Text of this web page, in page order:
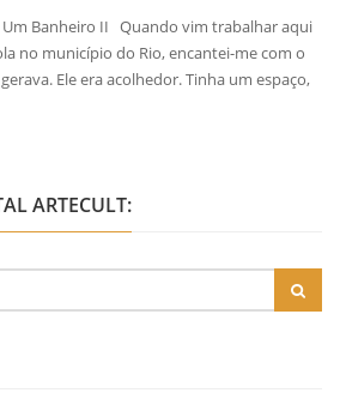
Um Banheiro II Quando vim trabalhar aqui
no município do Rio, encantei-me com o
Ele era acolhedor. Tinha um espaço,
ARTECULT: